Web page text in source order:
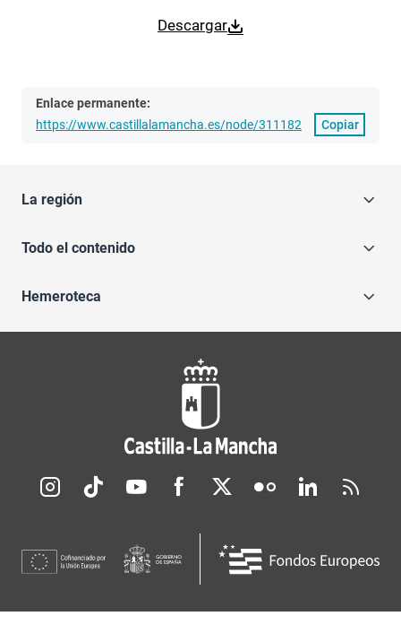
Descargar
Enlace permanente:
https://www.castillalamancha.es/node/311182
Copiar
La región
Todo el contenido
Hemeroteca
Redes sociales JCCM